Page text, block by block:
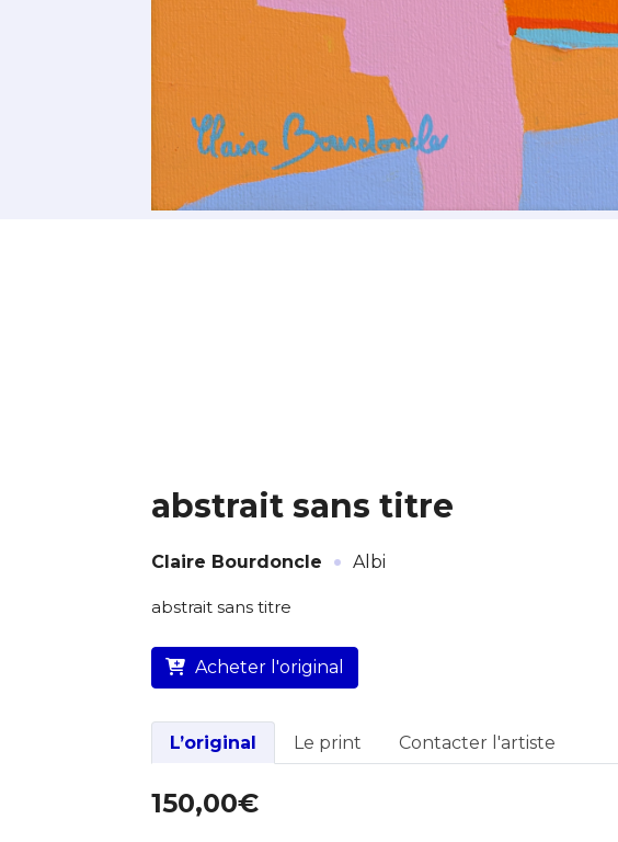
Prénom
* Champ obligatoire
Adresse email*
L’artiste assume l’entière
abstrait sans titre
Claire Bourdoncle · Albi
abstrait sans titre
Acheter l'original
L’original Le print Contacter l'artiste
150,00€